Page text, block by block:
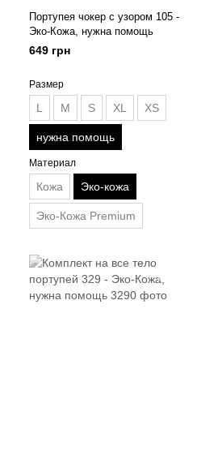
Портупея чокер с узором 105 -
Эко-Кожа, нужна помощь
649 грн
Размер
L M S XL XS
нужна помощь
Материал
Кожа Эко-кожа
Эко-Кожа Premium